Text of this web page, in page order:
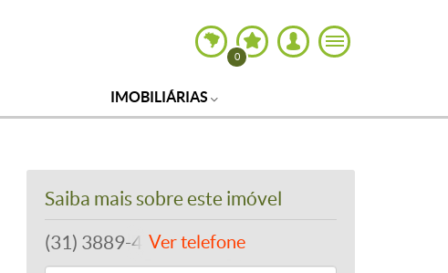
0
IMOBILIÁRIAS
Saiba mais sobre este imóvel
(31) 3889-4765Ver telefone